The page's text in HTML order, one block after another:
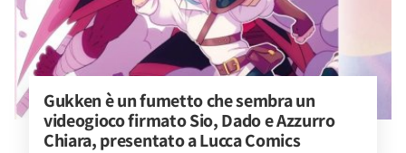
Gukken è un fumetto che sembra un
videogioco firmato Sio, Dado e Azzurro
Chiara, presentato a Lucca Comics